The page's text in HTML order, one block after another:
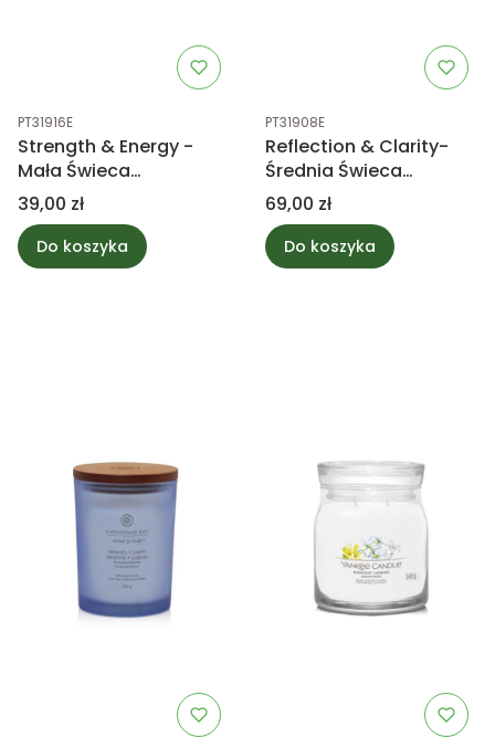
Kod produktu
PT31916E
Strength & Energy -
Mała Świeca
Zapachowa CBC
Cena
39,00 zł
Do koszyka
Kod produktu
PT31908E
Reflection & Clarity-
Średnia Świeca
Zapachowa CBC
Cena
69,00 zł
Do koszyka